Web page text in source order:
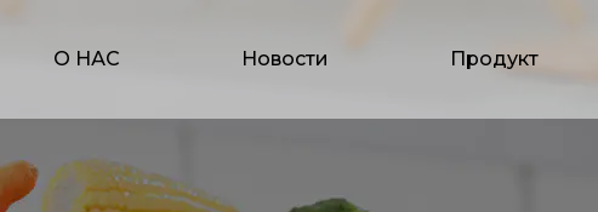
О НАС Новости Продукт